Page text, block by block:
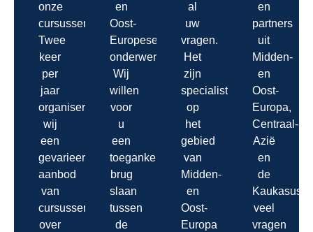
onze
cursussen.
Twee
keer
per
jaar
organiseren
wij
een
gevarieerd
aanbod
van
cursussen
over
en
Oost-
Europese
onderwerpen.
Wij
willen
voor
u
een
toegankelijke
brug
slaan
tussen
de
al
uw
vragen.
Het
zijn
specialisten
op
het
gebied
van
Midden-
en
Oost-
Europa
en
partners
uit
Midden-
en
Oost-
Europa,
Centraal-
Azië
en
de
Kaukasus
veel
vragen